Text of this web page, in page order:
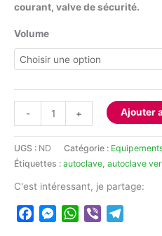
courant, valve desécurité.
Volume
-
de
Autoclave
vertical
+ Ajouter
UGS : ND Catégorie :
Étiquettes : autoclave, autoclave
C'est intéressant, je partage:
FacebookMessenger
WhatsApp
Viber